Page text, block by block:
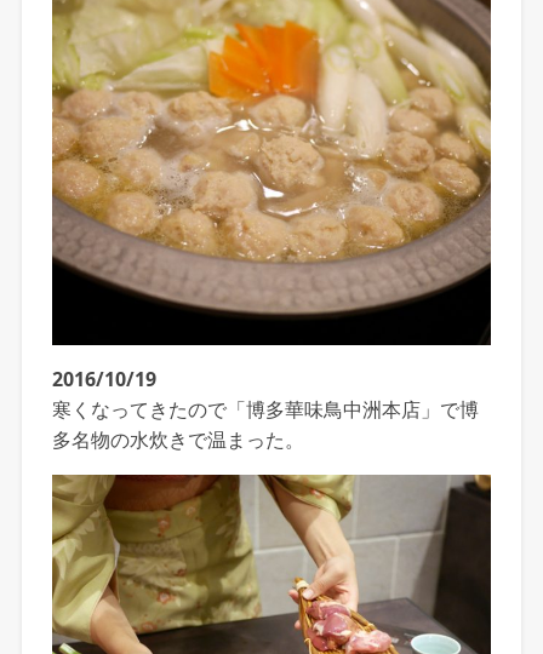
2016/10/19
寒くなってきたので「博多華味鳥中洲本店」で博
多名物の水炊きで温まった。